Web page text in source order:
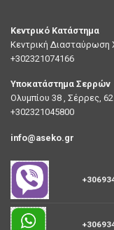
Κεντρικό Κατάστημα
Κεντρική
+302321074166
Υποκατάστημα Σερρών
Ολυμπίου 38 , Σέρρες,
+302321045800
info@aseko.gr